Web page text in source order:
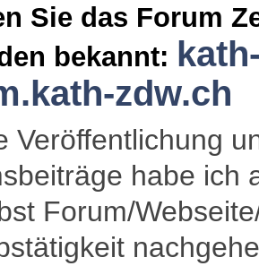
Sie das Forum
bekannt:
zdw.ch
Veröffentlichung
habe ich
Forum/